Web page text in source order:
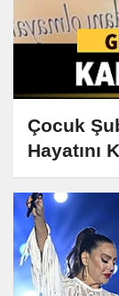
Çocuk
Hayatını